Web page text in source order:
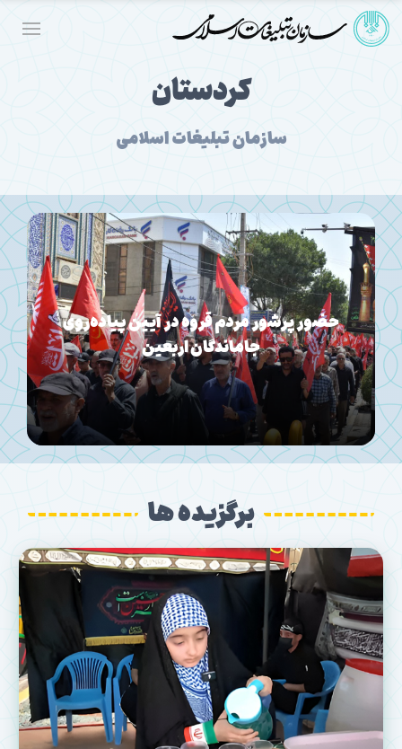
کردستان
سازمان تبلیغات اسلامی
سقز میزبان پیاده‌روی جاماندگان اربعین حسینی
می‌شود
برگزیده ها